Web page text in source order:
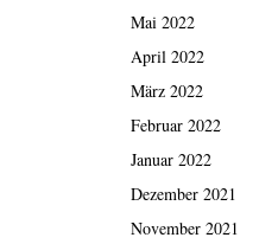
Mai 2022
April 2022
März 2022
Februar 2022
Januar 2022
Dezember 2021
November 2021